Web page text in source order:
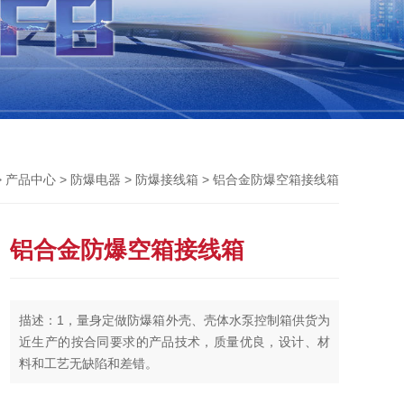
产品中心 > 防爆电器 > 防爆接线箱 > 铝合金防爆空箱接线箱
铝合金防爆空箱接线箱
描述：1，量身定做防爆箱外壳、壳体水泵控制箱供货为
近生产的按合同要求的产品技术，质量优良，设计、材
料和工艺无缺陷和差错。